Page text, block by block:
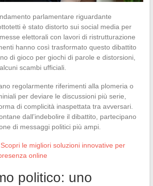
parlamentare riguardante
è stato distorto sui social media per
elettorali con lavori di ristrutturazione
hanno così trasformato questo dibattito
di gioco per giochi di parole e distorsioni,
scambi ufficiali.
regolarmente riferimenti alla plomeria o
per deviare le discussioni più serie,
di complicità inaspettata tra avversari.
dall’indebolire il dibattito, partecipano
di messaggi politici più ampi.
Scopri le migliori soluzioni innovative per
online
politico: uno